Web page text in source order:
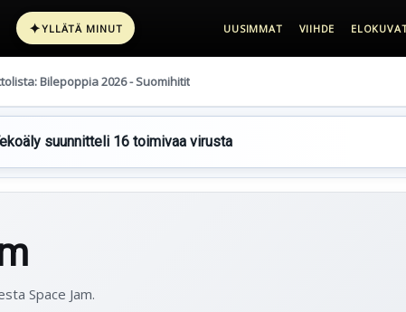
✦YLLÄTÄ MINUT UUSIMMAT VIIHDE
Bilepoppia 2026 - Suomihitit
suunnitteli 16 toimivaa virusta
Space Jam.